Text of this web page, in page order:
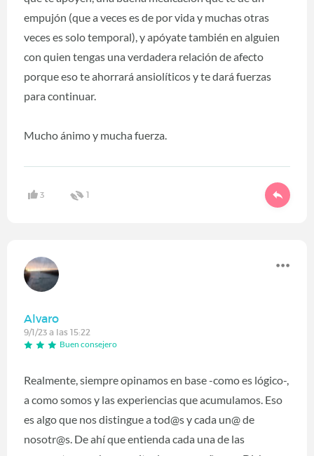
empujón (que a veces es de por vida y muchas otras
veces es solo temporal), y apóyate también en alguien
con quien tengas una verdadera relación de afecto
porque eso te ahorrará ansiolíticos y te dará fuerzas
para continuar.
Mucho ánimo y mucha fuerza.
3 1
Alvaro
9/1/23 a las 15:22
Buen consejero
Realmente, siempre opinamos en base -como es lógico-,
a como somos y las experiencias que acumulamos. Eso
es algo que nos distingue a tod@s y cada un@ de
nosotr@s. De ahí que entienda cada una de las